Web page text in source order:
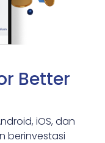
Better
iOS, dan
berinvestasi